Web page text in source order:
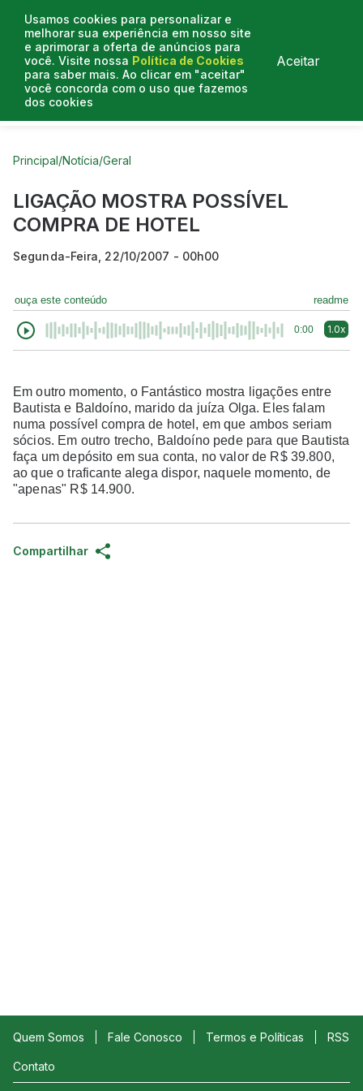
Usamos cookies para personalizar e
melhorar sua experiência em nosso site
e aprimorar a oferta de anúncios para
você. Visite nossa Política de Cookies
para saber mais. Ao clicar em "aceitar"
você concorda com o uso que fazemos
dos cookies
Aceitar
Curtas do Poder
Principal/Notícia/Geral
LIGAÇÃO MOSTRA POSSÍVEL
COMPRA DE HOTEL
Segunda-Feira, 22/10/2007 - 00h00
ouça este conteúdo readme
0:00 1.0x
Em outro momento, o Fantástico mostra ligações entre
Bautista e Baldoíno, marido da juíza Olga. Eles falam
numa possível compra de hotel, em que ambos seriam
sócios. Em outro trecho, Baldoíno pede para que Bautista
faça um depósito em sua conta, no valor de R$ 39.800,
ao que o traficante alega dispor, naquele momento, de
"apenas" R$ 14.900.
Compartilhar
Quem Somos Fale Conosco Termos e Políticas RSS
Contato